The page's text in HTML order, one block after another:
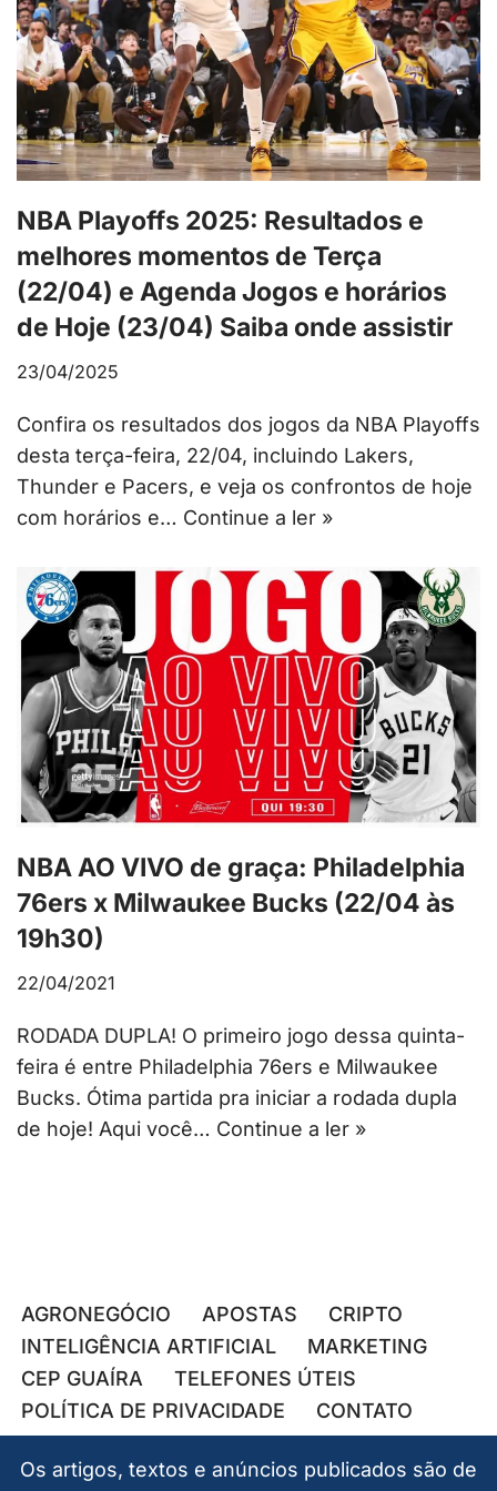
NBA Playoffs 2025: Resultados e
melhores momentos de Terça
(22/04) e Agenda Jogos e horários
de Hoje (23/04) Saiba onde assistir
23/04/2025
Confira os resultados dos jogos da NBA Playoffs
desta terça-feira, 22/04, incluindo Lakers,
Thunder e Pacers, e veja os confrontos de hoje
com horários e… Continue a ler »
NBA AO VIVO de graça: Philadelphia
76ers x Milwaukee Bucks (22/04 às
19h30)
22/04/2021
RODADA DUPLA! O primeiro jogo dessa quinta-
feira é entre Philadelphia 76ers e Milwaukee
Bucks. Ótima partida pra iniciar a rodada dupla
de hoje! Aqui você… Continue a ler »
AGRONEGÓCIO APOSTAS
CRIPTO
INTELIGÊNCIA ARTIFICIAL
MARKETING
CEP GUAÍRA
TELEFONES ÚTEIS
POLÍTICA DE PRIVACIDADE
CONTATO
Os artigos, textos e anúncios publicados são de